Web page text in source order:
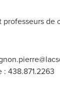
de
438.871.2263